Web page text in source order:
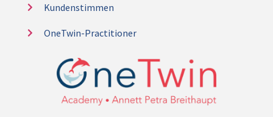
Kundenstimmen
OneTwin-Practitioner